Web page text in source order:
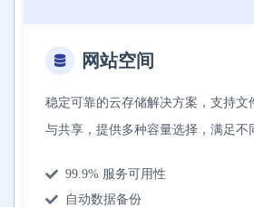
网站空间
稳定可靠的云存储解决方案，支持文
与共享，提供多种容量选择，满足不
99.9% 服务可用性
自动数据备份